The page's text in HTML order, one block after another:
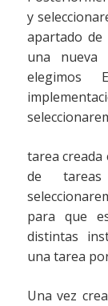
y
apartado
una nueva
elegimos
tarea
de
para que
distintas
una tarea
Una vez